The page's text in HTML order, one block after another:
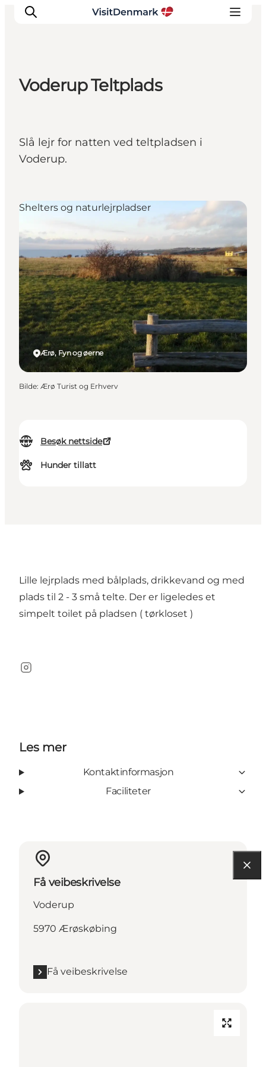
Aktiviteter
Overnatting
Planlegg reisen
Voderup Teltplads
Slå lejr for natten ved teltpladsen i
Voderup.
Besøk nettside
Hunder tillatt
Ærø, Fyn og øerne
Shelters og naturlejrpladser
Bilde: Ærø Turist og Erhverv
Lille lejrplads med bålplads, drikkevand og med
plads til 2 - 3 små telte. Der er ligeledes et
simpelt toilet på pladsen ( tørkloset )
Instagram
Les mer
Kontaktinformasjon
Faciliteter
Få veibeskrivelse
Voderup
5970 Ærøskøbing
Få veibeskrivelse